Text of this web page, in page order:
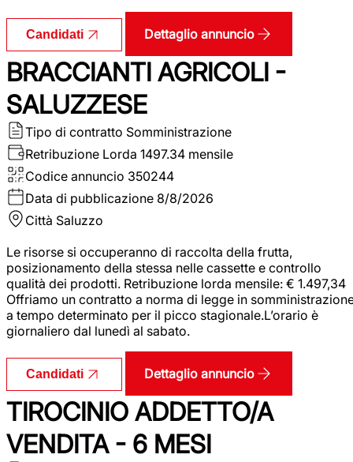
Candidati Dettaglio annuncio
BRACCIANTI AGRICOLI -
SALUZZESE
Tipo di contratto Somministrazione
Retribuzione Lorda 1497.34 mensile
Codice annuncio 350244
Data di pubblicazione 8/8/2026
Città Saluzzo
Le risorse si occuperanno di raccolta della frutta,
posizionamento della stessa nelle cassette e controllo
qualità dei prodotti. Retribuzione lorda mensile: € 1.497,34
Offriamo un contratto a norma di legge in
a tempo determinato per il picco stagionale.L’orario è
giornaliero dal lunedì al sabato.
Candidati Dettaglio annuncio
TIROCINIO ADDETTO/A
VENDITA - 6 MESI